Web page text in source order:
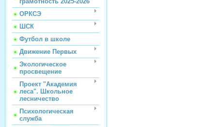
ОРКСЭ
ШСК
Футбол в школе
Движение Первых
Экологическое
просвещение
Проект "Академия
леса". Школьное
лесничество
Психологическая
служба